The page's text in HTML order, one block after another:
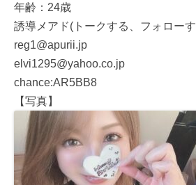
年齢：24歳
誘導メアド(トークする、フォローす
reg1@apurii.jp
elvi1295@yahoo.co.jp
chance:AR5BB8
【写真】